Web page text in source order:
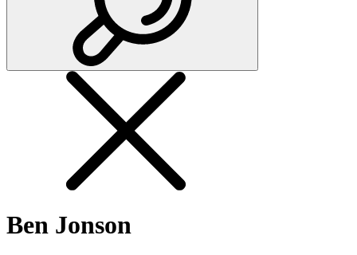
Ben Jonson